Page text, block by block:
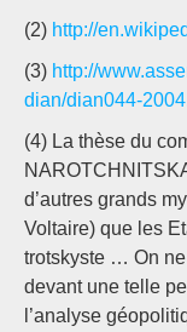
(2) http://
(3) http://
dian/dian044-
(4) La thèse du
d’autres grands
Voltaire) que les
trotskyste … On
devant une telle
l’analyse